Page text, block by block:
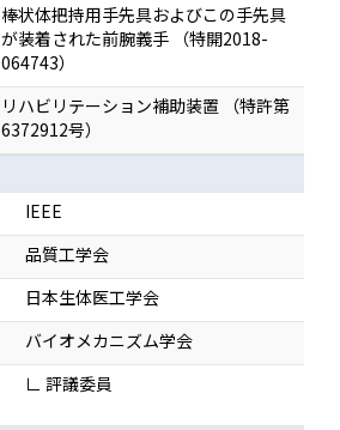
棒状体把持用手先具およびこの手先具
が装着された前腕義手 （特開2018-
064743）
リハビリテーション補助装置 （特許第
6372912号）
IEEE
品質工学会
日本生体医工学会
バイオメカニズム学会
∟ 評議委員